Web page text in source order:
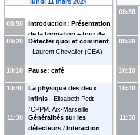
08:50
Introduction: Présentation
de la formation + tour de
table
09:20
Détecter quoi et comment
- Laurent Chevalier (CEA)
10:10 Pause: café
10:40
La physique des deux
infinis - Elisabeth Petit
(CPPM, Aix-Marseille
Université, CNRS/IN2P3
(FR))
11:30
Généralités sur les
détecteurs / Interaction
08:30
09:20
10:10
10:40
11:30